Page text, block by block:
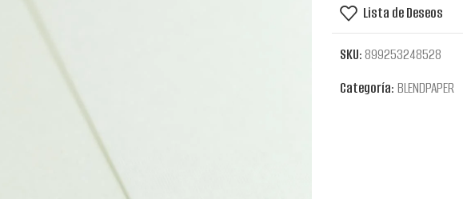
Lista de Deseos
SKU:899253248528
Categoría: BLENDPAPER